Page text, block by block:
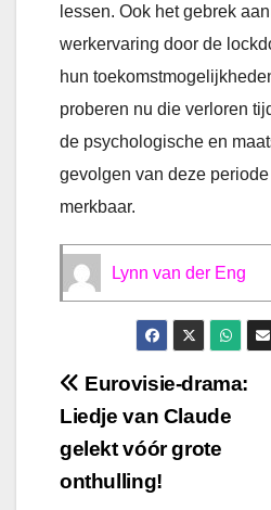
lessen. Ook het gebrek
werkervaring door de
hun
proberen nu die verloren
de psychologische en
gevolgen van deze
merkbaar.
Lynn van der Eng
Bericht
navigatie
Eurovisie-drama:
Liedje van Claude
gelekt vóór grote
onthulling!